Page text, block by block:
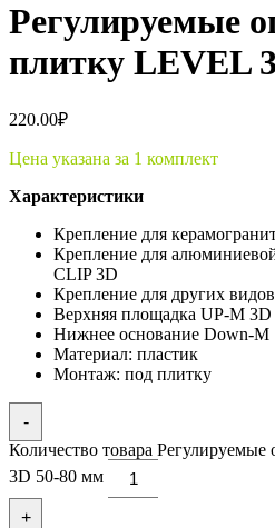
Регулируемые
плитку LEVEL
220.00₽
Цена указана за 1 комплект
Характеристики
Крепление для
Крепление для
CLIP 3D
Крепление для других
Верхняя площадка UP-M 3D
Нижнее основание Down-M
Материал: пластик
Монтаж: под плитку
-
Количество товара
3D 50-80 мм
+